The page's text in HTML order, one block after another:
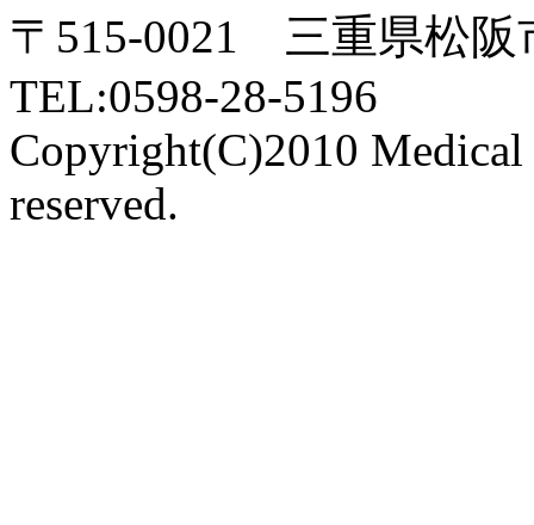
〒515-0021 三重県松阪
TEL:0598-28-5196
Copyright(C)2010
reserved.